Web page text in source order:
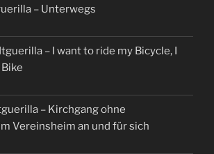
– Unterwegs
– I want to ride my Bicycle, I
– Kirchgang ohne
Vereinsheim an und für sich